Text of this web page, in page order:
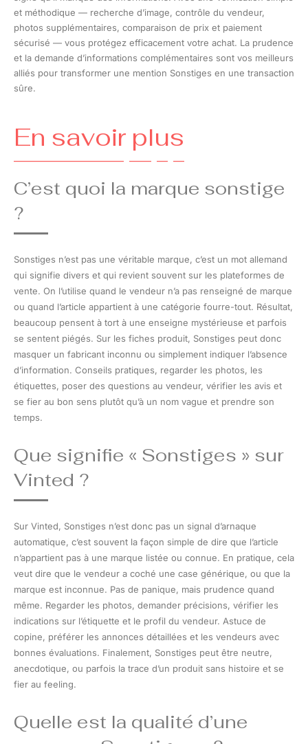
et méthodique — recherche d’image, contrôle du vendeur,
photos supplémentaires, comparaison de prix et paiement
sécurisé — vous protégez efficacement votre achat. La prudence
et la demande d’informations complémentaires sont vos meilleurs
alliés pour transformer une mention Sonstiges en une transaction
sûre.
En savoir plus
C’est quoi la marque sonstige
?
Sonstiges n’est pas une véritable marque, c’est un mot allemand
qui signifie divers et qui revient souvent sur les plateformes de
vente. On l’utilise quand le vendeur n’a pas renseigné de marque
ou quand l’article appartient à une catégorie fourre-tout. Résultat,
beaucoup pensent à tort à une enseigne mystérieuse et parfois
se sentent piégés. Sur les fiches produit, Sonstiges peut donc
masquer un fabricant inconnu ou simplement indiquer l’absence
d’information. Conseils pratiques, regarder les photos, les
étiquettes, poser des questions au vendeur, vérifier les avis et
se fier au bon sens plutôt qu’à un nom vague et prendre son
temps.
Que signifie « Sonstiges » sur
Vinted ?
Sur Vinted, Sonstiges n’est donc pas un signal d’arnaque
automatique, c’est souvent la façon simple de dire que l’article
n’appartient pas à une marque listée ou connue. En pratique, cela
veut dire que le vendeur a coché une case générique, ou que la
marque est inconnue. Pas de panique, mais prudence quand
même. Regarder les photos, demander précisions, vérifier les
indications sur l’étiquette et le profil du vendeur. Astuce de
copine, préférer les annonces détaillées et les vendeurs avec
bonnes évaluations. Finalement, Sonstiges peut être neutre,
anecdotique, ou parfois la trace d’un produit sans histoire et se
fier au feeling.
Quelle est la qualité d’une